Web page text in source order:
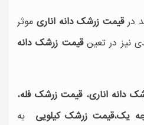
درقیمت زرشک دانه اناری موثر
نیز در تعینقیمت زرشک دانه
دانه اناری،قیمت زرشک فله،
یک،قیمت زرشک کیلویی
به